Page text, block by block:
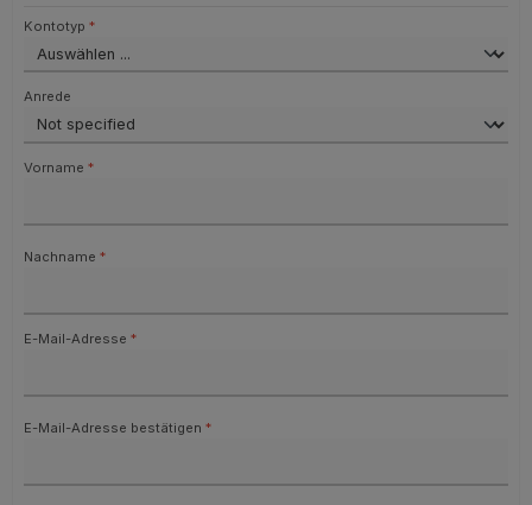
Persönliche Informationen
Kontotyp *
Anrede
Vorname *
Nachname *
E-Mail-Adresse *
E-Mail-Adresse bestätigen *